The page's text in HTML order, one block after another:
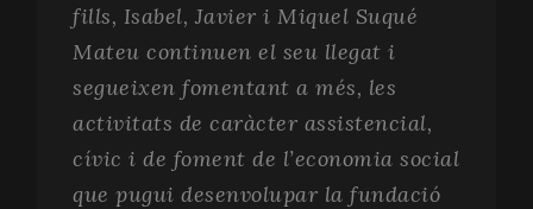
fills, Isabel, Javier i Miquel Suqué
Mateu continuen el seu llegat i
segueixen fomentant a més, les
activitats de caràcter assistencial,
cívic i de foment de l’economia social
que pugui desenvolupar la fundació